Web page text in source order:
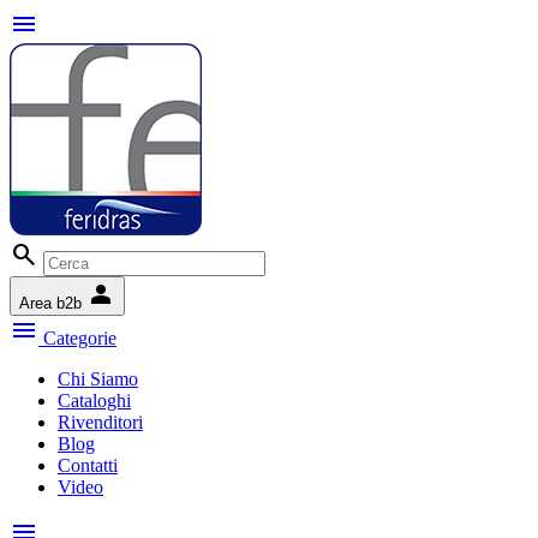
menu
search
Area b2b person
menu Categorie
Chi Siamo
Cataloghi
Rivenditori
Blog
Contatti
Video